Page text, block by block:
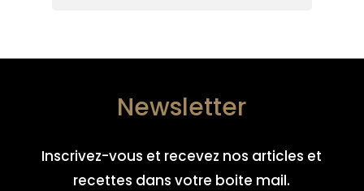
Newsletter
Inscrivez-vous et recevez nos articles et
recettes dans votre boite mail.